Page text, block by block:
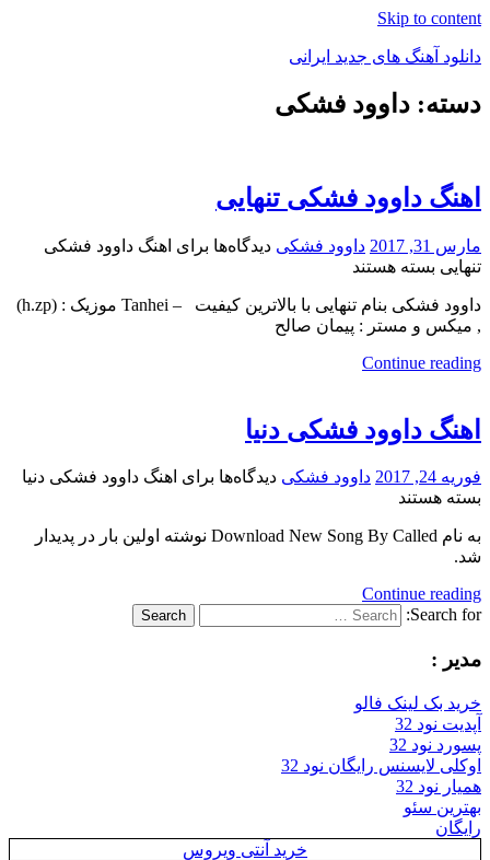
Skip to content
دانلود آهنگ های جدید ایرانی
دانلود
دسته: داوود فشکی
اهنگ داوود فشکی تنهایی
مارس 31, 2017 داوود فشکی دیدگاه‌ها برای اهنگ داوود فشکی
تنهایی بسته هستند
داوود فشکی بنام تنهایی با بالاترین کیفیت – Tanhei موزیک : (h.zp)
, میکس و مستر : پیمان صالح
Continue reading
اهنگ داوود فشکی دنیا
فوریه 24, 2017 داوود فشکی دیدگاه‌ها برای اهنگ داوود فشکی دنیا
بسته هستند
به نام Download New Song By Called نوشته اولین بار در پدیدار
شد.
Continue reading
Search for:
Search
مدیر :
خرید بک لینک فالو
آپدیت نود 32
پسورد نود 32
اوکلی لایسنس رایگان نود 32
همیار نود 32
بهترین سئو
رایگان
خرید آنتی ویروس